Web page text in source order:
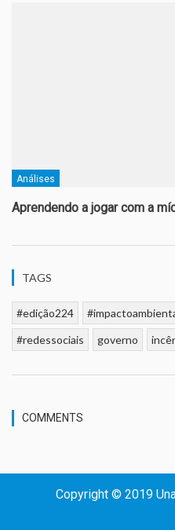
Análises
Aprendendo a jogar com a
TAGS
#edição224
#redessociais
governo
COMMENTS
Copyright © 2019